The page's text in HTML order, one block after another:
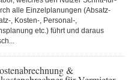
alle Einzelplanungen (Absatz-
, Kosten-, Personal-,
etc.) führt und daraus
&